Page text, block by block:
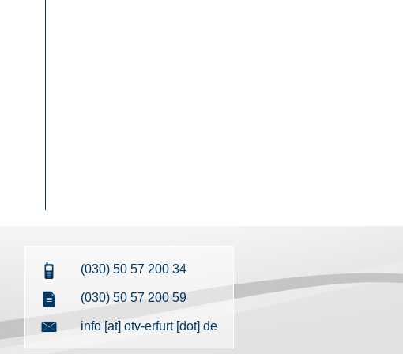
(030) 50 57 200 34
(030) 50 57 200 59
info [at] otv-erfurt [dot] de